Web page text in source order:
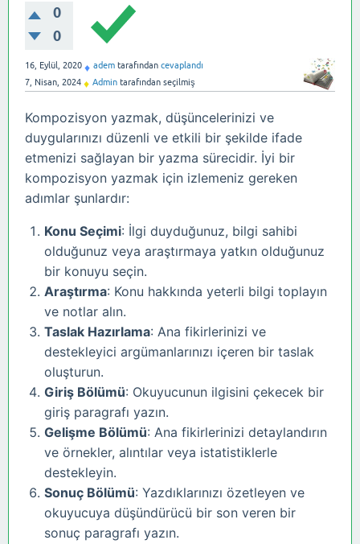
0
0
16, Eylül, 2020 ♦ adem tarafından cevaplandı
7, Nisan, 2024 ♦ Admin tarafından seçilmiş
Kompozisyon yazmak, düşüncelerinizi ve
duygularınızı düzenli ve etkili bir şekilde ifade
etmenizi sağlayan bir yazma sürecidir. İyi bir
kompozisyon yazmak için izlemeniz gereken
adımlar şunlardır:
Konu Seçimi: İlgi duyduğunuz, bilgi sahibi
olduğunuz veya araştırmaya yatkın olduğunuz
bir konuyu seçin.
Araştırma: Konu hakkında yeterli bilgi toplayın
ve notlar alın.
Taslak Hazırlama: Ana fikirlerinizi ve
destekleyici argümanlarınızı içeren bir taslak
oluşturun.
Giriş Bölümü: Okuyucunun ilgisini çekecek bir
giriş paragrafı yazın.
Gelişme Bölümü: Ana fikirlerinizi detaylandırın
ve örnekler, alıntılar veya istatistiklerle
destekleyin.
Sonuç Bölümü: Yazdıklarınızı özetleyen ve
okuyucuya düşündürücü bir son veren bir
sonuç paragrafı yazın.